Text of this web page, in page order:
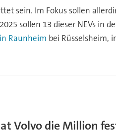
sein. Im Fokus sollen
sollen 13 dieser NEVs
Raunheim bei Rüsselsheim,
Volvo die Million